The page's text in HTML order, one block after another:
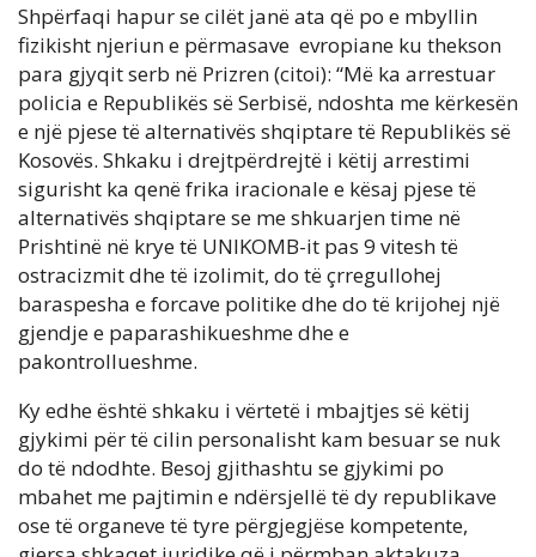
Shpërfaqi hapur se cilët janë ata që po e mbyllin
fizikisht njeriun e përmasave evropiane ku thekson
para gjyqit serb në Prizren (citoi): “Më ka arrestuar
policia e Republikës së Serbisë, ndoshta me kërkesën
e një pjese të alternativës shqiptare të Republikës së
Kosovës. Shkaku i drejtpërdrejtë i këtij arrestimi
sigurisht ka qenë frika iracionale e kësaj pjese të
alternativës shqiptare se me shkuarjen time në
Prishtinë në krye të UNIKOMB-it pas 9 vitesh të
ostracizmit dhe të izolimit, do të çrregullohej
baraspesha e forcave politike dhe do të krijohej një
gjendje e paparashikueshme dhe e
pakontrollueshme.
Ky edhe është shkaku i vërtetë i mbajtjes së këtij
gjykimi për të cilin personalisht kam besuar se nuk
do të ndodhte. Besoj gjithashtu se gjykimi po
mbahet me pajtimin e ndërsjellë të dy republikave
ose të organeve të tyre përgjegjëse kompetente,